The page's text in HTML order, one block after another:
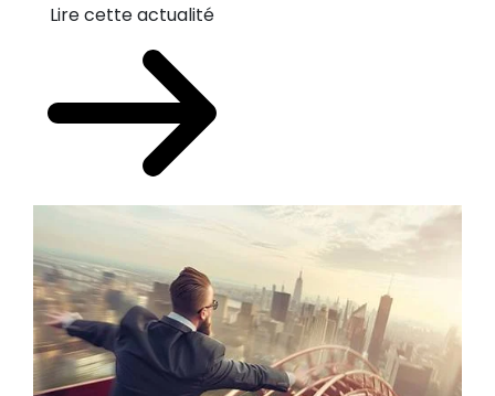
Lire cette actualité